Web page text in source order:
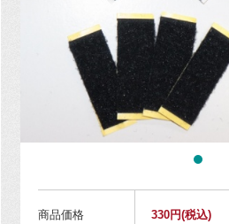
商品価格 330円(税込)